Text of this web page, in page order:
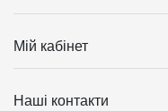
Мій кабінет
Наші контакти